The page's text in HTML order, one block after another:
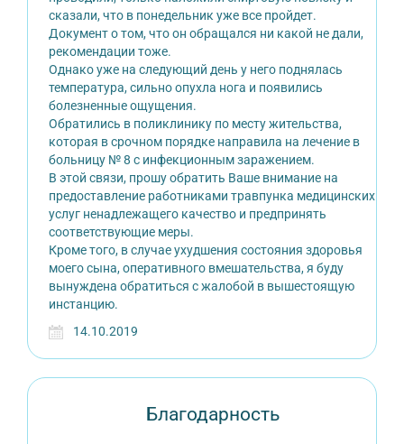
сказали, что в понедельник уже все пройдет.
Документ о том, что он обращался ни какой не дали,
рекомендации тоже.
Однако уже на следующий день у него поднялась
температура, сильно опухла нога и появились
болезненные ощущения.
Обратились в поликлинику по месту жительства,
которая в срочном порядке направила на лечение в
больницу № 8 с инфекционным заражением.
В этой связи, прошу обратить Ваше внимание на
предоставление работниками травпунка медицинских
услуг ненадлежащего качество и предпринять
соответствующие меры.
Кроме того, в случае ухудшения состояния здоровья
моего сына, оперативного вмешательства, я буду
вынуждена обратиться с жалобой в вышестоящую
инстанцию.
14.10.2019
Благодарность